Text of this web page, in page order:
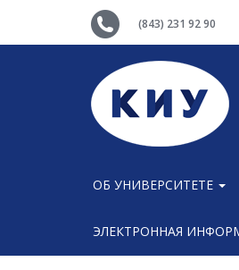
(843) 231 92 90
ОБ УНИВЕРСИТЕТЕ
ЭЛЕКТРОННАЯ